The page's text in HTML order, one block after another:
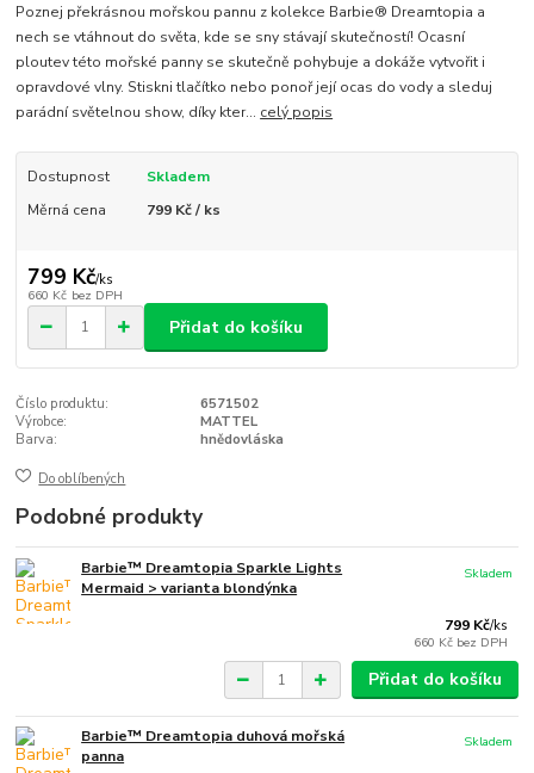
Poznej překrásnou mořskou pannu z kolekce Barbie® Dreamtopia a
nech se vtáhnout do světa, kde se sny stávají skutečností! Ocasní
ploutev této mořské panny se skutečně pohybuje a dokáže vytvořit i
opravdové vlny. Stiskni tlačítko nebo ponoř její ocas do vody a sleduj
parádní světelnou show, díky kter... celý popis
Dostupnost
Skladem
Měrná cena
799 Kč / ks
799 Kč/ks
660 Kč bez DPH
Přidat do košíku
Číslo produktu:
6571502
Výrobce:
MATTEL
Barva:
hnědovláska
Do oblíbených
Podobné produkty
Barbie™ Dreamtopia Sparkle Lights
Mermaid > varianta blondýnka
799 Kč/ks
660 Kč bez DPH
Skladem
Přidat do košíku
Barbie™ Dreamtopia duhová mořská
panna
Skladem